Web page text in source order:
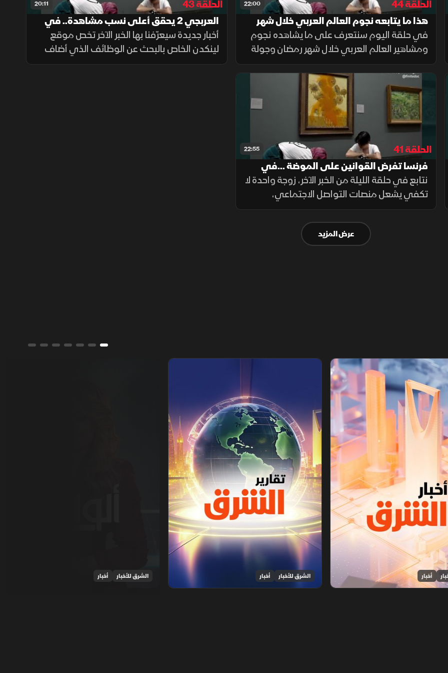
22:00
الحلقة 44
هذا ما يتابعه نجوم العالم العربي خلال شهر
رمضان.. في الخبر الآخر
في حلقة اليوم سنتعرف على ما يشاهده نجوم
ومشاهير العالم العربي خلال شهر رمضان وجولة
للتعرف على الأجواء الرمضانية في بيروت
والدوحة
20:11
الحلقة 43
العربجي 2 يحقق أعلى نسب مشاهدة.. في
الخبر الآخر
أخبار جديدة سيعرّفنا بها الخبر الآخر تخص موقع
لينكدن الخاص بالبحث عن الوظائف الذي أضاف
خاصية جديدة؟.
22:55
الحلقة 41
فرنسا تفرض القوانين على الموضة ...في
الخبر الآخر
نتابع في حلقة الليلة من الخبر الآخر، زوجة واحدة لا
تكفي يشعل منصات التواصل الاجتماعي،
وفرنسا تفرض القوانين على الموضة
عرض المزيد
أخبار
تقارير الشرق
الشرق للأخبار أخبار الشرق للأخبار أخبار